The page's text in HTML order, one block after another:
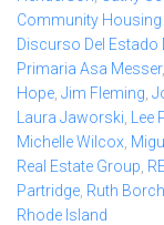
Community
Discurso Del Estado
Primaria Asa Messer,
Hope Jim Fleming
Laura Jaworski
Lee
Michelle Wilcox
Real Estate Group
Partridge Ruth
Rhode Island